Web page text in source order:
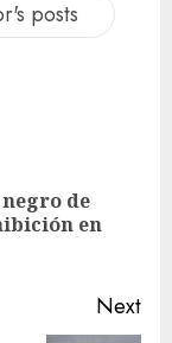
posts
de
en
Next